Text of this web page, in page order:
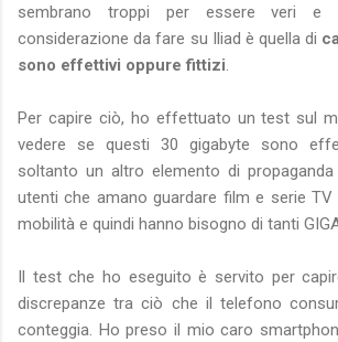
sembrano troppi per essere veri e
considerazione da fare su Iliad è quella di
sono effettivi oppure fittizi
Per capire ciò, ho effettuato un test sul
vedere se questi 30 gigabyte sono
soltanto un altro elemento di
utenti che amano guardare film e serie
mobilità e quindi hanno bisogno di tanti
Il test che ho eseguito è servito per
discrepanze tra ciò che il telefono
conteggia. Ho preso il mio caro